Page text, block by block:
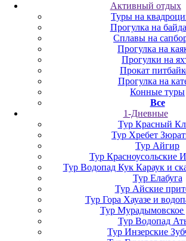
Активный отдых
Туры на
Прогулка на
Сплавы на
Прогулка на
Прогулки на
Прокат
Прогулка на
Конные туры
Все
1-Дневные
Тур Красный
Тур Хребет
Тур Айгир
Тур Красноусольские
Тур Водопад Кук Караук и
Тур Елабуга
Тур Айские
Тур Гора Хауазе и
Тур Мурадымовское
Тур Водопад
Тур Инзерские